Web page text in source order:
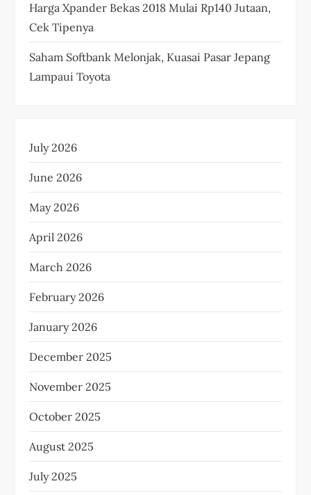
Harga Xpander Bekas 2018 Mulai Rp140 Jutaan,
Cek Tipenya
Saham Softbank Melonjak, Kuasai Pasar Jepang
Lampaui Toyota
July 2026
June 2026
May 2026
April 2026
March 2026
February 2026
January 2026
December 2025
November 2025
October 2025
August 2025
July 2025